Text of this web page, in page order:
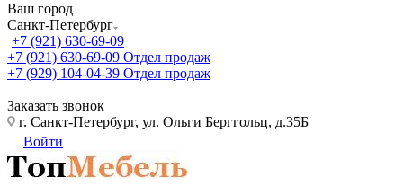
Ваш город
Санкт-Петербург
+7 (921) 630-69-09
+7 (921) 630-69-09 Отдел продаж
+7 (929) 104-04-39 Отдел продаж
Заказать звонок
г. Санкт-Петербург, ул. Ольги Берггольц, д.35Б
Войти